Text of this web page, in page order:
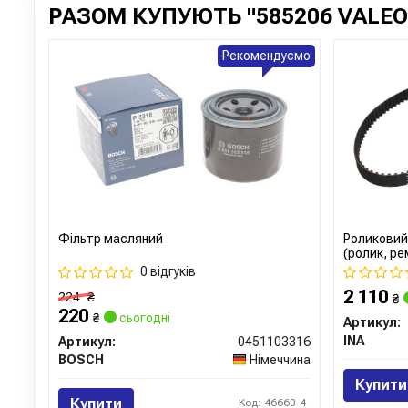
РАЗОМ КУПУЮТЬ "585206
Фільтр масляний
0 відгуків
224₴
220 ₴
сьогодні
Артикул:
0451103316
BOSCH
Німеччина
Купити Код: 46660-4
Рекомендуємо
(ролик,
2 110 ₴
Артикул:
INA
Купити